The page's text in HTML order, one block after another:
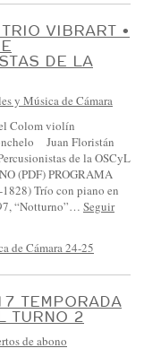
VIBRART •
DE LA
y Música de Cámara
Colom violín
Juan Floristán
de la OSCyL
(PDF) PROGRAMA
Trío con piano en
“Notturno”… Seguir
de Cámara 24-25
TEMPORADA
TURNO 2
de abono